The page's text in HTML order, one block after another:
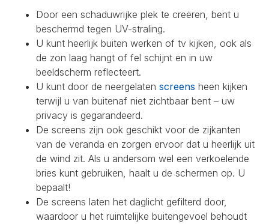
Door een schaduwrijke plek te creëren, bent u
beschermd tegen UV-straling.
U kunt heerlijk buiten werken of tv kijken, ook als
de zon laag hangt of fel schijnt en in uw
beeldscherm reflecteert.
U kunt door de neergelaten screens heen kijken
terwijl u van buitenaf niet zichtbaar bent – uw
privacy is gegarandeerd.
De screens zijn ook geschikt voor de zijkanten
van de veranda en zorgen ervoor dat u heerlijk uit
de wind zit. Als u andersom wel een verkoelende
bries kunt gebruiken, haalt u de schermen op. U
bepaalt!
De screens laten het daglicht gefilterd door,
waardoor u het ruimtelijke buitengevoel behoudt